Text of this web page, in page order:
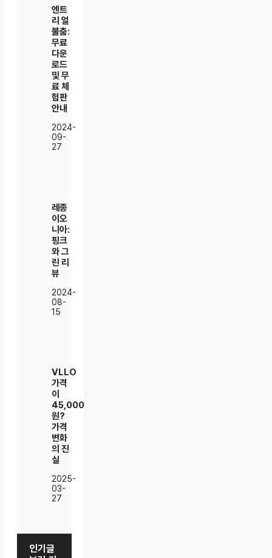
엔트
리 얼
불춤:
무료
다운
로드
및 무
료 체
험판
안내
2024-
09-
27
레종
이오
니아:
핑크
와 그
린 리
뷰
2024-
08-
15
VLLO
가격
이
45,000
원?
가격
변화
의 진
실
2025-
03-
27
인기글